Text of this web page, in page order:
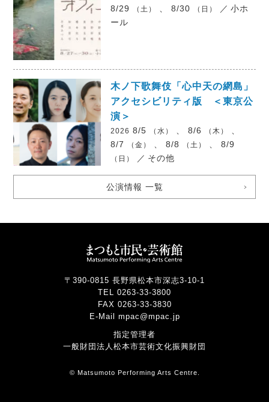
8/29
（土） 、 8/30 （日） ／ 小ホ
ール
木ノ下歌舞伎「心中天の網島」
アクセシビリティ版 ＜東京公
演＞
2026 8/5 （水） 、 8/6 （木）
8/7
（金） 、 8/8 （土） 、 8/9
（日） ／ その他
公演情報 一覧
〒390-0815 長野県松本市深志3-10-1
TEL 0263-33-3800
FAX 0263-33-3830
E-Mail mpac@mpac.jp
指定管理者
一般財団法人松本市芸術文化振興財団
© Matsumoto Performing Arts Centre.